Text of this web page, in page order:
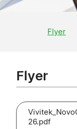
Flyer
Flyer
26.pdf